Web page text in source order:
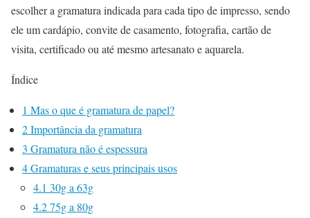
escolher a gramatura indicada para cada tipo de impresso, sendo
ele um cardápio, convite de casamento, fotografia, cartão de
visita, certificado ou até mesmo artesanato e aquarela.
Índice
1 Mas o que é gramatura de papel?
2Importância da gramatura
3 Gramatura não é espessura
4Gramaturas e seus principais usos
4.1 30g a 63g
4.275g a 80g